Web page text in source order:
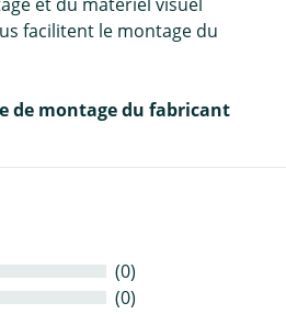
facilitent le montage du
de montage du fabricant
(0)
(0)